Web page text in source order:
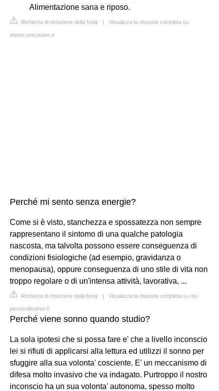
Alimentazione sana e riposo.
Richiesta di rimozione della fonte | Visualizza la risposta completa su
trieste.unicusano.it
Perché mi sento senza energie?
Come si è visto, stanchezza e spossatezza non sempre
rappresentano il sintomo di una qualche patologia
nascosta, ma talvolta possono essere conseguenza di
condizioni fisiologiche (ad esempio, gravidanza o
menopausa), oppure conseguenza di uno stile di vita non
troppo regolare o di un'intensa attività, lavorativa, ...
Richiesta di rimozione della fonte | Visualizza la risposta completa su my-
personaltrainer.it
Perché viene sonno quando studio?
La sola ipotesi che si possa fare e' che a livello inconscio
lei si rifiuti di applicarsi alla lettura ed utilizzi il sonno per
sfuggire alla sua volonta' cosciente. E' un meccanismo di
difesa molto invasivo che va indagato. Purtroppo il nostro
inconscio ha un sua volonta' autonoma, spesso molto